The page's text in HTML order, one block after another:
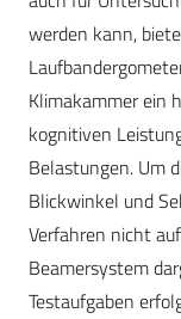
werden kann,
Klimakammer ein
kognitiven
Belastungen. Um
Blickwinkel und
Verfahren nicht
Beamersystem
Testaufgaben